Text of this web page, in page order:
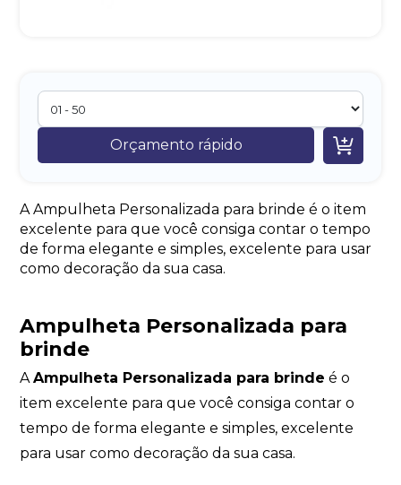
Orçamento rápido 
A Ampulheta Personalizada para brinde é o item
excelente para que você consiga contar o tempo
de forma elegante e simples, excelente para usar
como decoração da sua casa.
Ampulheta Personalizada para
brinde
AAmpulheta Personalizada para brinde é o
item excelente para que você consiga contar o
tempo de forma elegante e simples, excelente
para usar como decoração da sua casa.